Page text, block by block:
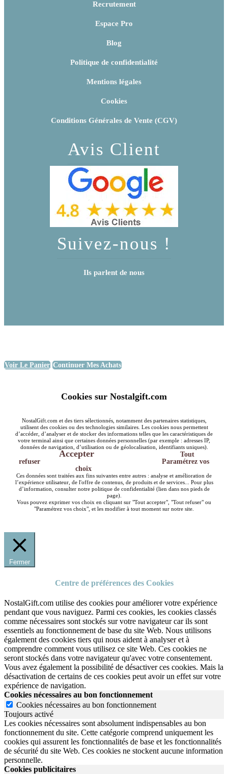
Recrutement
Espace Pro
Blog
Politique de confidentialité
Mentions légales
Cookies
Conditions Générales de Vente (CGV)
Avis Client
Suivez-nous !
Ils parlent de nous
Voir Le Panier Continuer Mes Achats
Cookies sur Nostalgift.com
NostalGift.com et des tiers sélectionnés, notamment des partenaires statistiques,
utilisent des cookies ou des technologies similaires. Les cookies nous permettent
d’accéder, d’analyser et de stocker des informations telles que les caractéristiques de
votre terminal ainsi que certaines données personnelles (par exemple : adresses IP,
données de navigation, d’utilisation ou de géolocalisation, identifiants uniques).
Accepter
Tout
refuser
Paramétrez vos
choix
Ces données sont traitées aux fins suivantes entre autres : analyse et amélioration de
l’expérience utilisateur, de l'offre de contenus, de produits et de services... Pour plus
d’information, consulter notre politique de confidentialité (lien dans nos pieds de
page).
Vous pouvez exprimer vos choix en cliquant sur "Tout accepter", "Tout refuser" ou
"Paramétrez vos choix", et les modifier à tout moment sur notre site.
Fermer
Centre de préférences des Cookies
NostalGift.com utilise des cookies pour améliorer votre expérience
pendant que vous naviguez. Parmi ces cookies, les cookies classés
comme nécessaires sont stockés sur votre navigateur car ils sont
essentiels au fonctionnement de base du site Web. Nous utilisons
également des cookies tiers qui nous aident à analyser et à
comprendre comment vous utilisez ce site Web. Ces cookies ne
seront stockés dans votre navigateur qu'avec votre consentement.
Vous avez également la possibilité de désactiver ces cookies. Mais la
désactivation de certains de ces cookies peut avoir un effet sur votre
expérience de navigation.
Cookies nécessaires au bon fonctionnement
Cookies nécessaires au bon fonctionnement
Toujours activé
Les cookies nécessaires sont absolument indispensables au bon
fonctionnement du site. Cette catégorie comprend uniquement les
cookies qui assurent les fonctionnalités de base et les fonctionnalités
de sécurité du site Web. Ces cookies ne stockent aucune information
personnelle.
Cookies publicitaires